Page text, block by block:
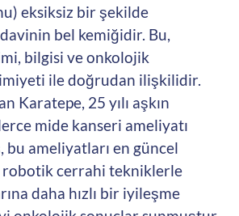
eksiksiz bir şekilde
bel kemiğidir. Bu,
bilgisi ve onkolojik
ile doğrudan ilişkilidir.
Karatepe, 25 yılı aşkın
mide kanseri ameliyatı
ameliyatları en güncel
robotik cerrahi tekniklerle
daha hızlı bir iyileşme